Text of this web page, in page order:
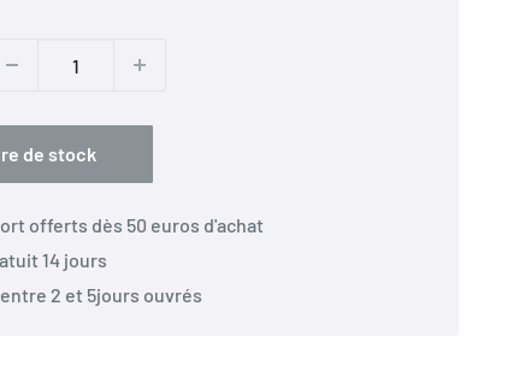
de stock
offerts dès 50 euros d'achat
14 jours
2 et 5jours ouvrés